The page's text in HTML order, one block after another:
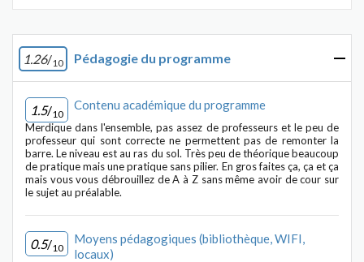
1.26/10 Pédagogie du programme
1.5/10
Contenu académique du programme
Merdique dans l'ensemble, pas assez de professeurs et le peu de
professeur qui sont correcte ne permettent pas de remonter la
barre. Le niveau est au ras du sol. Très peu de théorique beaucoup
de pratique mais une pratique sans pilier. En gros faites ça, ça et ça
mais vous vous débrouillez de A à Z sans même avoir de cour sur
le sujet au préalable.
0.5/10
Moyens pédagogiques (bibliothèque, WIFI,
locaux)